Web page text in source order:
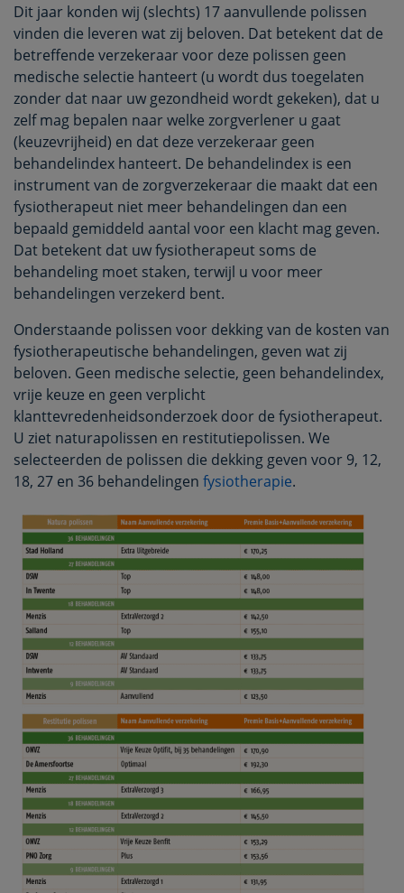
Dit jaar konden wij (slechts) 17 aanvullende polissen
vinden die leveren wat zij beloven. Dat betekent dat de
betreffende verzekeraar voor deze polissen geen
medische selectie hanteert (u wordt dus toegelaten
zonder dat naar uw gezondheid wordt gekeken), dat u
zelf mag bepalen naar welke zorgverlener u gaat
(keuzevrijheid) en dat deze verzekeraar geen
behandelindex hanteert. De behandelindex is een
instrument van de zorgverzekeraar die maakt dat een
fysiotherapeut niet meer behandelingen dan een
bepaald gemiddeld aantal voor een klacht mag geven.
Dat betekent dat uw fysiotherapeut soms de
behandeling moet staken, terwijl u voor meer
behandelingen verzekerd bent.
Onderstaande polissen voor dekking van de kosten van
fysiotherapeutische behandelingen, geven wat zij
beloven. Geen medische selectie, geen behandelindex,
vrije keuze en geen verplicht
klanttevredenheidsonderzoek door de fysiotherapeut.
U ziet naturapolissen en restitutiepolissen. We
selecteerden de polissen die dekking geven voor 9, 12,
18, 27 en 36 behandelingen fysiotherapie.